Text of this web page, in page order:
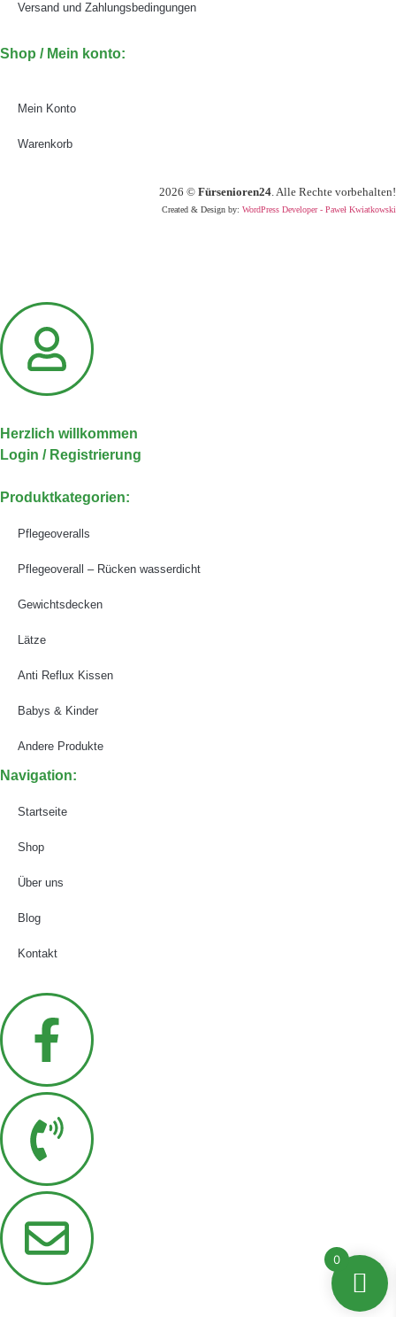
Versand und Zahlungsbedingungen
Shop / Mein konto:
Mein Konto
Warenkorb
2026 © Fürsenioren24. Alle Rechte vorbehalten!
Created & Design by: WordPress Developer - Paweł Kwiatkowski
0
Herzlich willkommen
Login / Registrierung
Produktkategorien:
Pflegeoveralls
Pflegeoverall – Rücken wasserdicht
Gewichtsdecken
Lätze
Anti Reflux Kissen
Babys & Kinder
Andere Produkte
Navigation:
Startseite
Shop
Über uns
Blog
Kontakt